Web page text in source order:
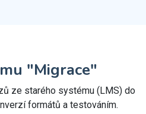
"Migrace"
ze starého systému (LMS) do
formátů a testováním.